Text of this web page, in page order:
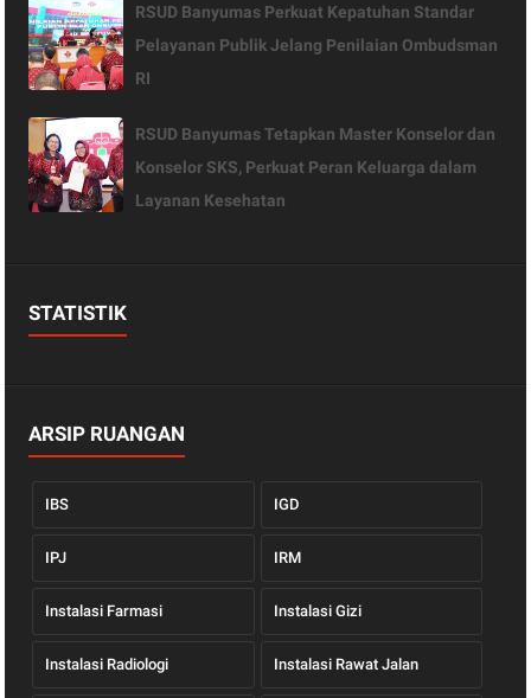
RSUD Banyumas Perkuat Kepatuhan Standar
Pelayanan Publik Jelang Penilaian Ombudsman
RI
RSUD Banyumas Tetapkan Master Konselor dan
Konselor SKS, Perkuat Peran Keluarga dalam
Layanan Kesehatan
STATISTIK
ARSIP RUANGAN
IBS IGD
IPJ IRM
Instalasi Farmasi Instalasi Gizi
Instalasi Radiologi Instalasi Rawat Jalan